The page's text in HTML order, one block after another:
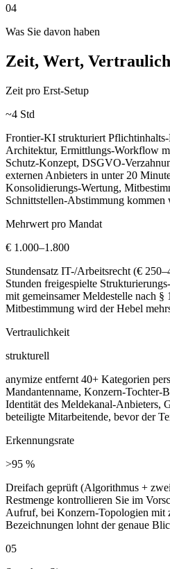
04
Was Sie davon haben
Zeit, Wert,
Zeit pro Erst-Setup
~4 Std
Frontier-KI strukturiert
Architektur, Ermittlungs-Workflow
Schutz-Konzept, DSGVO-
externen Anbieters in unter 20
Konsolidierungs-Wertung,
Schnittstellen-Abstimmung kommen
Mehrwert pro Mandat
€ 1.000–1.800
Stundensatz IT-/Arbeitsrecht (€
Stunden freigespielte
mit gemeinsamer Meldestelle nach
Mitbestimmung wird der Hebel
Vertraulichkeit
strukturell
anymize entfernt 40+ Kategorien
Mandantenname, Konzern-Tochter-
Identität des Meldekanal-Anbieters,
beteiligte Mitarbeitende, bevor der
Erkennungsrate
>95 %
Dreifach geprüft (Algorithmus +
Restmenge kontrollieren Sie im
Aufruf, bei Konzern-Topologien mit
Bezeichnungen lohnt der genaue
05